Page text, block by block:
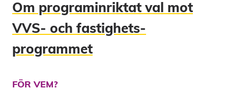
Om programinriktat val mot
VVS- och fastighets­
programmet
FÖR VEM?